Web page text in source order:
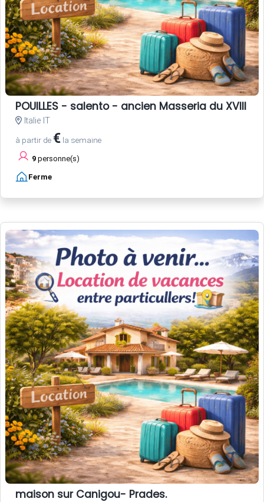
POUILLES - salento - ancien Masseria du XVIII
Italie IT
à partir de € la semaine
9 personne(s)
Ferme
maison sur Canigou- Prades.